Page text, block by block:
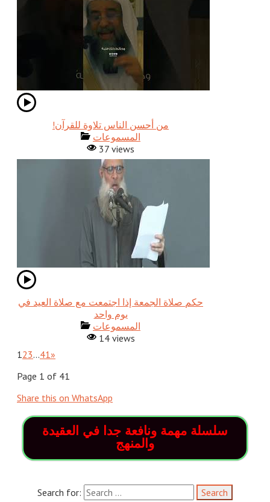
!من أحسن الناس تلاوة للقرآن
المسموعات
37 views
حكم صلاة الجمعة إذا اجتمعت مع صلاة العيد في
يوم واحد
المسموعات
14 views
123…41»
Page 1 of 41
Share this on WhatsApp
سلسلة مهمة ونافعة جدا في العقيدة
والمنهج
Search for: